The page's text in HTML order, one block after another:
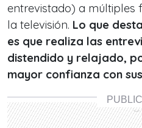
entrevistado) a múltiples
la televisión. Lo que
es que realiza las
distendido y relajado,
mayor confianza con